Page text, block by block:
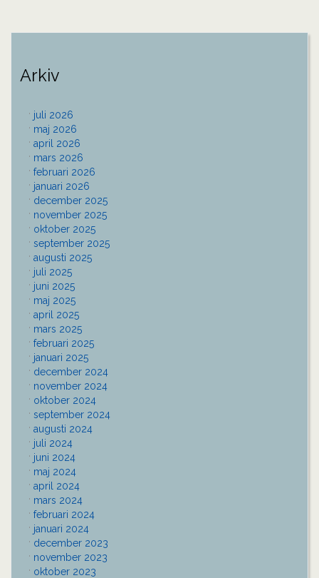
Arkiv
juli 2026
maj 2026
april 2026
mars 2026
februari 2026
januari 2026
december 2025
november 2025
oktober 2025
september 2025
augusti 2025
juli 2025
juni 2025
maj 2025
april 2025
mars 2025
februari 2025
januari 2025
december 2024
november 2024
oktober 2024
september 2024
augusti 2024
juli 2024
juni 2024
maj 2024
april 2024
mars 2024
februari 2024
januari 2024
december 2023
november 2023
oktober 2023